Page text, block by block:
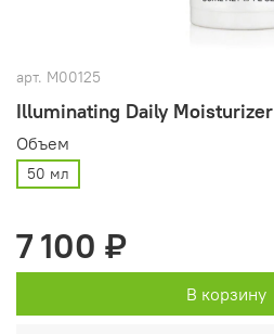
арт. M00125
Illuminating Daily Moisturizer
Объем
50 мл
7 100 ₽
В корзину